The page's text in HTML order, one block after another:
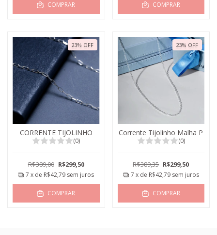
COMPRAR COMPRAR
23% OFF
CORRENTE TIJOLINHO
(0)
R$389,00 R$299,50
7 x de R$42,79 sem juros
COMPRAR
23% OFF
Corrente Tijolinho Malha P
(0)
R$389,35 R$299,50
7 x de R$42,79 sem juros
COMPRAR